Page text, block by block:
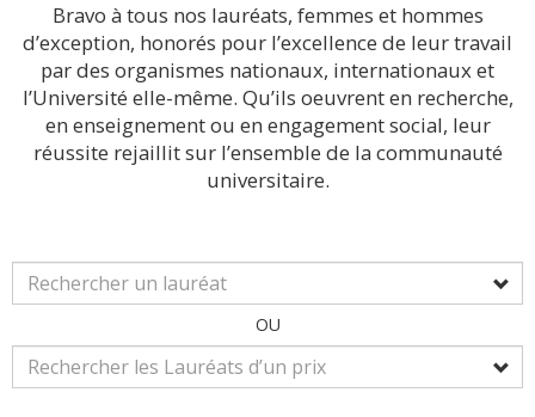
Bravo à tous nos lauréats, femmes et hommes
d’exception, honorés pour l’excellence de leur travail
par des organismes nationaux, internationaux et
l’Université elle-même. Qu’ils oeuvrent en recherche,
en enseignement ou en engagement social, leur
réussite rejaillit sur l’ensemble de la communauté
universitaire.
OU